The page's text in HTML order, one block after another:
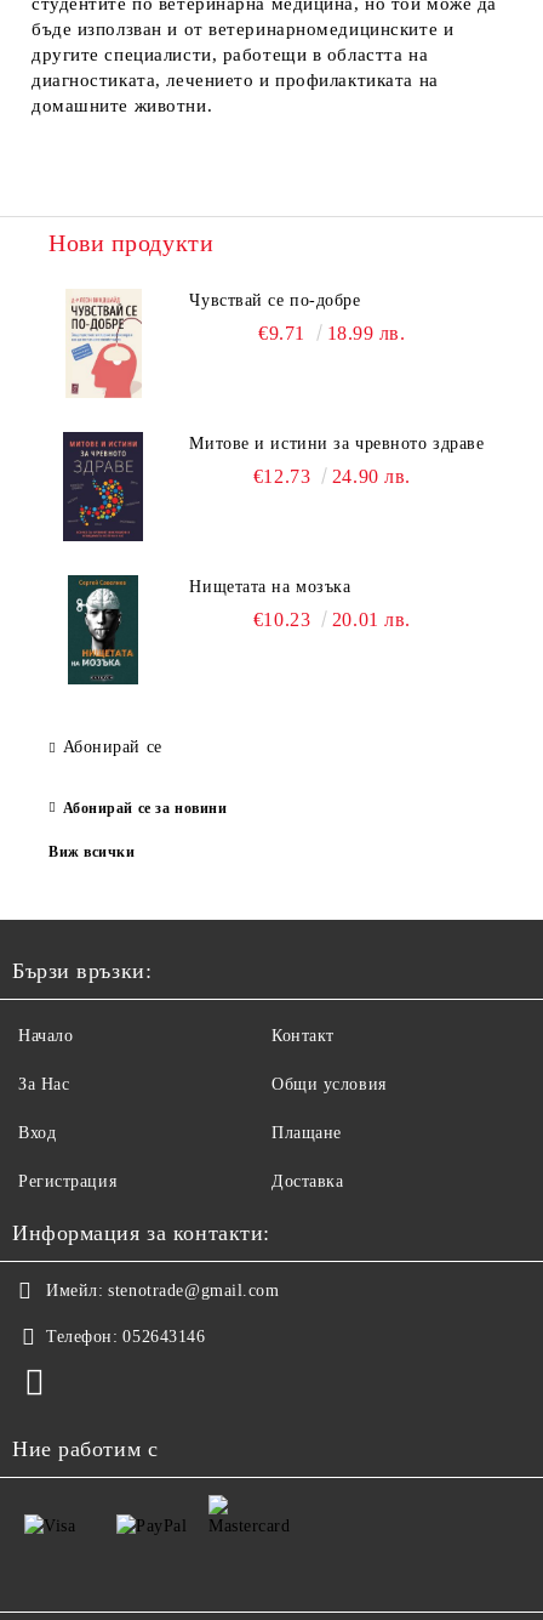
бъде използван и от ветеринарномедицинските и
другите специалисти, работещи в областта на
диагностиката, лечението и профилактиката на
домашните животни.
Нови продукти
Чувствай се по-добре
€9.71 18.99 лв.
Митове и истини за чревното здраве
€12.73 24.90 лв.
Нищетата на мозъка
€10.23 20.01 лв.
Абонирай се
Абонирай се за новини
Виж всички
Бързи връзки:
Начало
За Нас
Вход
Регистрация
Контакт
Общи условия
Плащане
Доставка
Информация за контакти:
Имейл: stenotrade@gmail.com
Телефон: 052643146
Ние работим с